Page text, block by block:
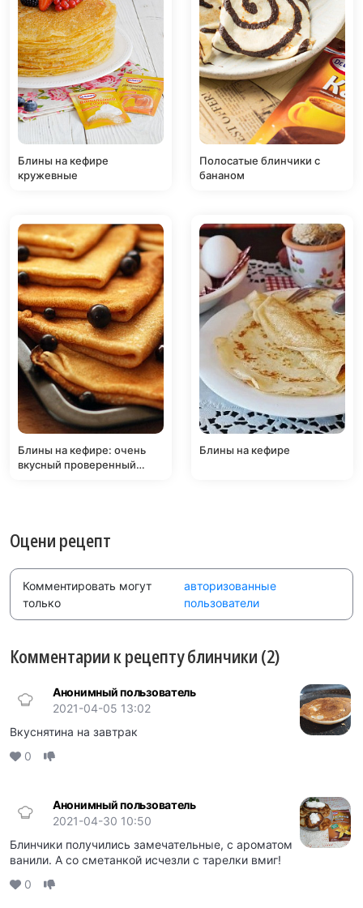
Блины на кефире
кружевные
Полосатые блинчики с
бананом
Блины на кефире: очень
вкусный проверенный
Блины на кефире
Оцени рецепт
Комментировать могут
только
авторизованные
пользователи
Комментарии к рецепту блинчики (2)
Анонимный пользователь
2021-04-05 13:02
Вкуснятина на завтрак
0
Анонимный пользователь
2021-04-30 10:50
Блинчики получились замечательные, с ароматом
ванили. А со сметанкой исчезли с тарелки вмиг!
0